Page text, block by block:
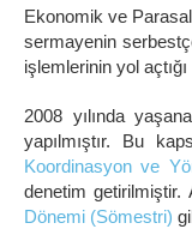
Ekonomik ve Parasal
sermayenin
işlemlerinin yol
2008 yılında
yapılmıştır. Bu
Koordinasyon ve
denetim getirilmiştir.
Dönemi (Sömestri)